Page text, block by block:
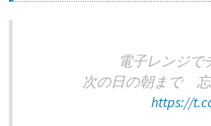
電子レンジで
次の日の朝まで
https://